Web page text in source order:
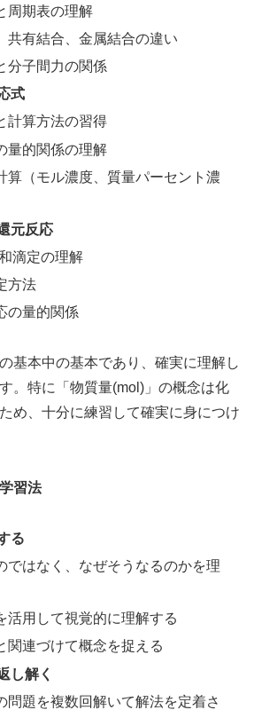
周期表の理解
共有結合、金属結合の違い
分子間力の関係
式
計算方法の習得
量的関係の理解
算（モル濃度、質量パーセント濃
元反応
滴定の理解
方法
の量的関係
基本中の基本であり、確実に理解し
。特に「物質量(mol)」の概念は化
め、十分に練習して確実に身につけ
習法
る
ではなく、なぜそうなるのかを理
活用して視覚的に理解する
関連づけて概念を捉える
し解く
問題を複数回解いて解法を定着さ